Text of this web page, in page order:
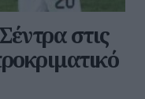
στις